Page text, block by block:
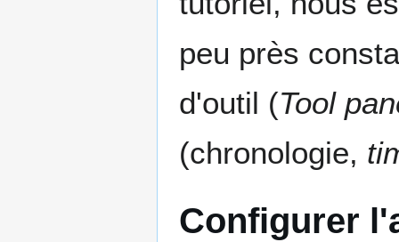
peu près
d'outil (Tool
(chronologie,
Configurer